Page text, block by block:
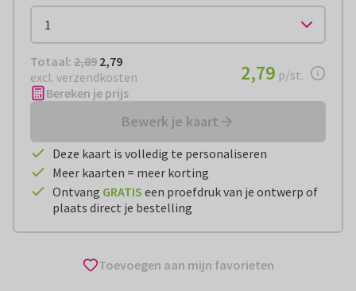
Totaal: € 2,79
Totaal: 2,89 2,79
excl. verzendkosten
€ 2,79per stuk
2,79 p/st.
Bereken je prijs
Bewerk je kaart
Deze kaart is volledig te personaliseren
Meer kaarten = meer korting
Ontvang GRATIS een proefdruk van je ontwerp of
plaats direct je bestelling
Toevoegen aan mijn favorieten